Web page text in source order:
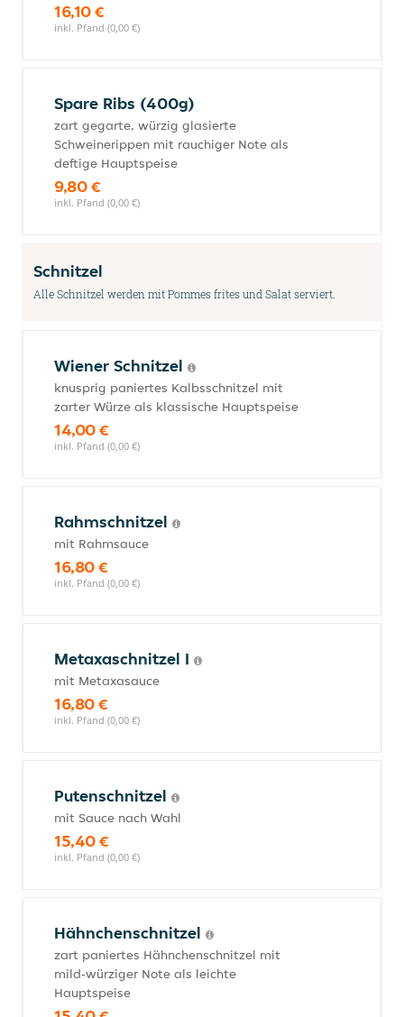
16,10 €
inkl. Pfand (0,00 €)
Spare Ribs (400g)
zart gegarte, würzig glasierte
Schweinerippen mit rauchiger Note als
deftige Hauptspeise
9,80 €
inkl. Pfand (0,00 €)
Schnitzel
Alle Schnitzel werden mit Pommes frites und Salat serviert.
Wiener Schnitzel
knusprig paniertes Kalbsschnitzel mit
zarter Würze als klassische Hauptspeise
14,00 €
inkl. Pfand (0,00 €)
Rahmschnitzel
mit Rahmsauce
16,80 €
inkl. Pfand (0,00 €)
Metaxaschnitzel I
mit Metaxasauce
16,80 €
inkl. Pfand (0,00 €)
Putenschnitzel
mit Sauce nach Wahl
15,40 €
inkl. Pfand (0,00 €)
Hähnchenschnitzel
zart paniertes Hähnchenschnitzel mit
mild‑würziger Note als leichte
Hauptspeise